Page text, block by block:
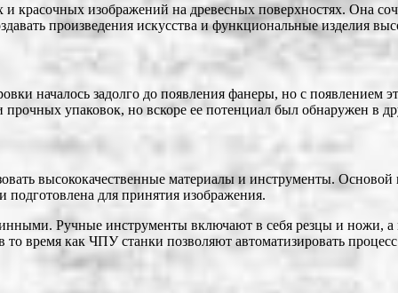
красочных изображений на древесных поверхностях. Она
произведения искусства и функциональные изделия
началось задолго до появления фанеры, но с появлением
прочных упаковок, но вскоре ее потенциал был обнаружен в
высококачественные материалы и инструменты.
подготовлена для принятия изображения.
Ручные инструменты включают в себя резцы и ножи,
время как ЧПУ станки позволяют автоматизировать